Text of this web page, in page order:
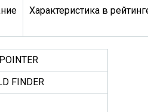
Характеристика в
FINDER